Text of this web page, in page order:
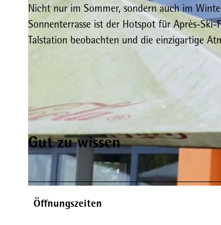
Nicht nur im Sommer, sondern auch im
Sonnenterrasse ist der Hotspot für Après-
Talstation beobachten und die einzigartige
Gut zu wissen
Öffnungszeiten